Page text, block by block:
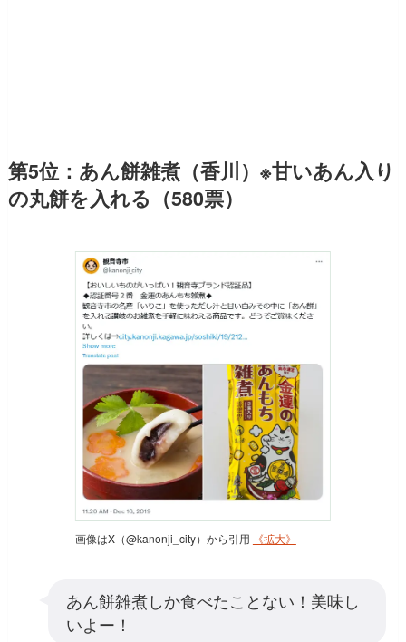
第5位：あん餅雑煮（香川）※甘いあん入り
の丸餅を入れる（580票）
画像はX（@kanonji_city）から引用 《拡大》
あん餅雑煮しか食べたことない！美味し
いよー！